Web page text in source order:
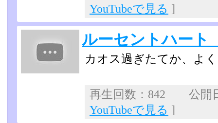
YouTubeで見る ]
ルーセントハー
カオス過ぎたてか、よ
再生回数：842 公開
YouTubeで見る ]